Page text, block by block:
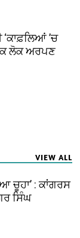
‘ਕਾਫ਼ਲਿਆਂ ’ਚ
ਲੋਕ ਅਰਪਣ
VIEW ALL
ਚੂਹਾ’ : ਕਾਂਗਰਸ
ਸਿੰਘ